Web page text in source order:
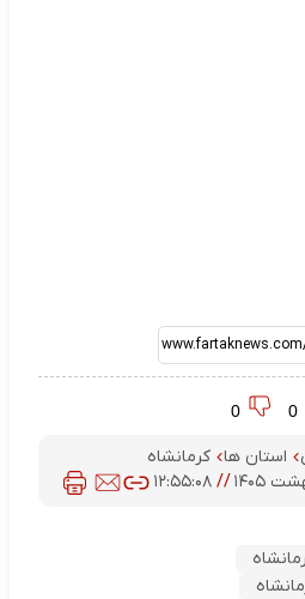
استان ها کرمانشاه
//۱۲:۵۵:۰۸